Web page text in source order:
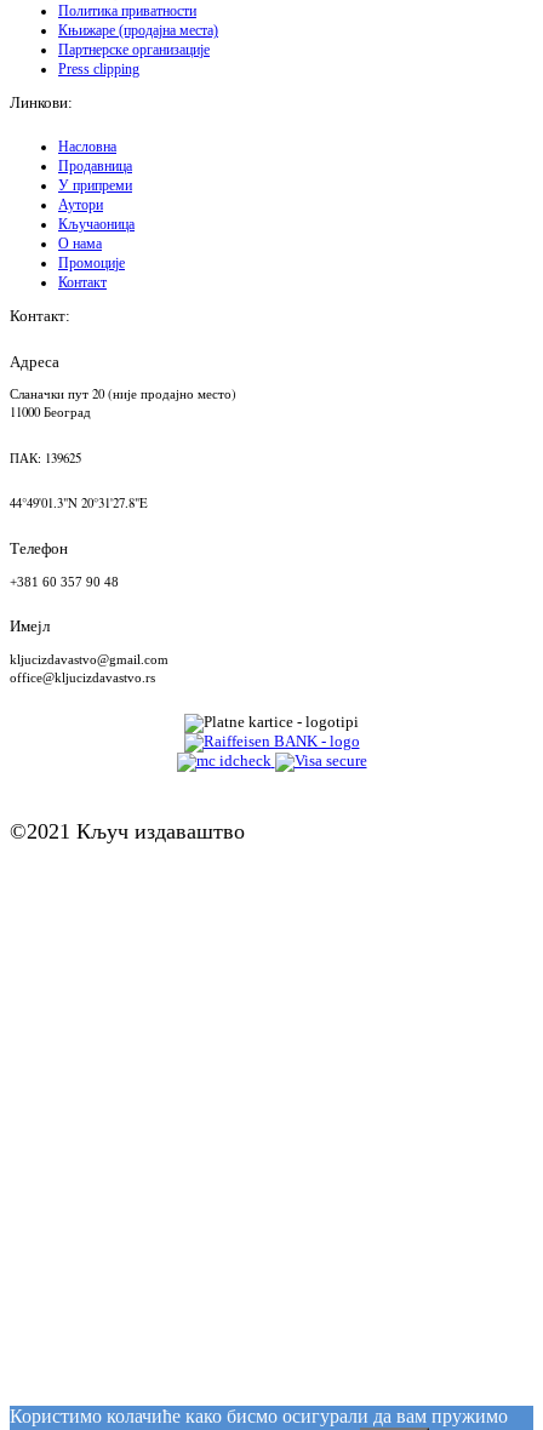
Политика приватности
Књижаре (продајна места)
Партнерске организације
Press clipping
Линкови:
Насловна
Продавница
У припреми
Аутори
Кључаоница
О нама
Промоције
Контакт
Контакт:
Адреса
Сланачки пут 20 (није продајно место)
11000 Београд
ПАК: 139625
44°49'01.3"N 20°31'27.8"E
Телефон
+381 60 357 90 48
Имејл
kljucizdavastvo@gmail.com
office@kljucizdavastvo.rs
©2021 Кључ издаваштво
Користимо колачиће како бисмо осигурали да вам пружимо